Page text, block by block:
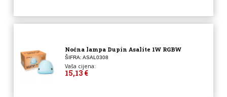
Noćna lampa Dupin Asalite 1W RGBW
ŠIFRA: ASAL0308
Vaša cijena:
15,13 €